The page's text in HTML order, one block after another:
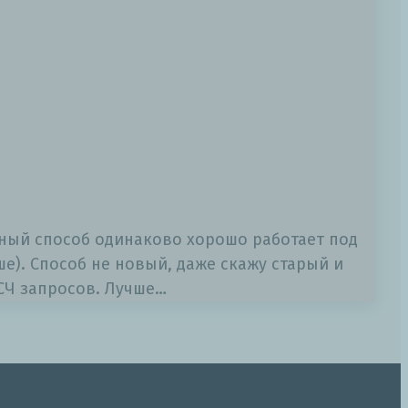
способ одинаково хорошо работает под
Способ не новый, даже скажу старый и
запросов. Лучше…